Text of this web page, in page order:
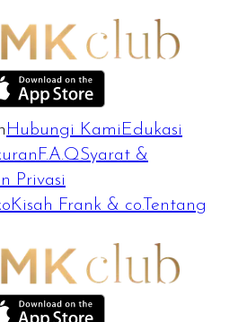
Hubungi Kami Edukasi
F.A.QSyarat &
Privasi
Kisah Frank & co.Tentang